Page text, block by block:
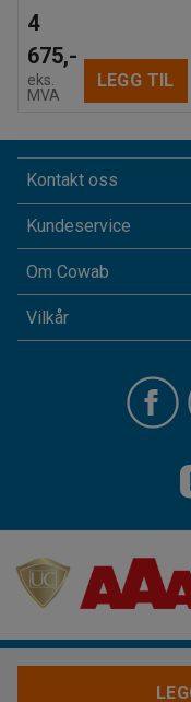
4
675,-
eks.
MVA
LEGG TIL
Kontakt oss
Kundeservice
Om Cowab
Vilkår